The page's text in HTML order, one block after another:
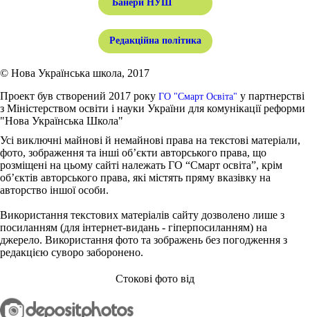
Банери НУШ
Редакційна політика
© Нова Українська школа, 2017
Проект був створений 2017 року ГО "Смарт Освіта" у партнерстві
з Міністерством освіти і науки України для комунікації реформи
"Нова Українська Школа"
Усі виключні майнові й немайнові права на текстові матеріали,
фото, зображення та інші об’єкти авторського права, що
розміщені на цьому сайті належать ГО “Смарт освіта”, крім
об’єктів авторського права, які містять пряму вказівку на
авторство іншої особи.
Використання текстових матеріалів сайту дозволено лише з
посиланням (для інтернет-видань - гіперпосиланням) на
джерело. Використання фото та зображень без погодження з
редакцією суворо заборонено.
Стокові фото від